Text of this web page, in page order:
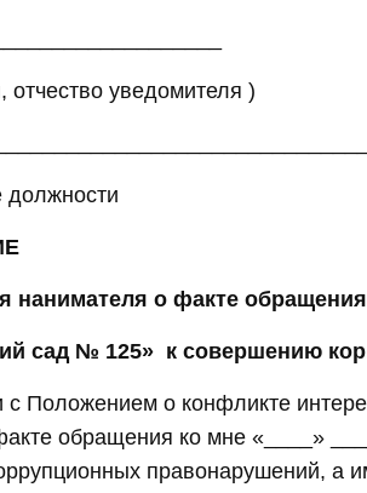
уведомителя )
должности
нанимателя о факте
сад № 125» к совершению
с Положением о конфликте
обращения ко мне «____»
правонарушений, а